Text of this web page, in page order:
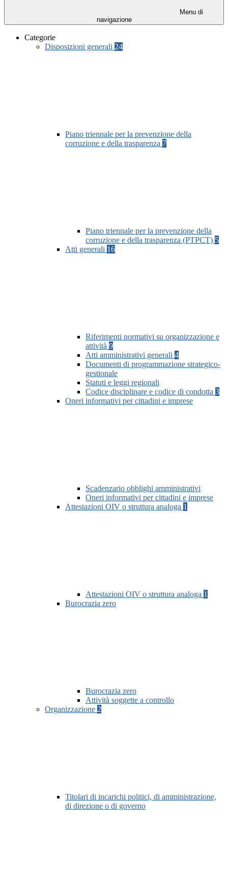
Menu di
navigazione
Categorie
Disposizioni generali 24
Piano triennale per la prevenzione della
corruzione e della trasparenza 7
Piano triennale per la prevenzione della
corruzione e della trasparenza (PTPCT) 5
Atti generali 16
Riferimenti normativi su organizzazione e
attività 9
Atti amministrativi generali 4
Documenti di programmazione strategico-
gestionale
Statuti e leggi regionali
Codice disciplinare e codice di condotta 3
Oneri informativi per cittadini e imprese
Scadenzario obblighi amministrativi
Oneri informativi per cittadini e imprese
Attestazioni OIV o struttura analoga 1
Attestazioni OIV o struttura analoga 1
Burocrazia zero
Burocrazia zero
Attività soggette a controllo
Organizzazione 2
Titolari di incarichi politici, di amministrazione,
di direzione o di governo